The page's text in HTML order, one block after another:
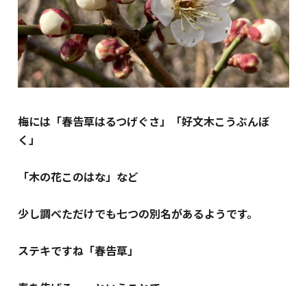
梅には「春告草はるつげぐさ」「好文木こうぶんぼ
く」
「木の花このはな」など
少し調べただけでも七つの別名があるようです。
ステキですね「春告草」